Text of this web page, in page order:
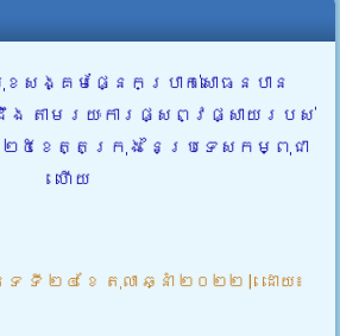
ង្គមផ្នែកប្រាក់សោធនបាន
តាមរយៈការផ្សព្វផ្សាយរបស់
៥ខេត្តក្រុង នៃប្រទេសកម្ពុជា
ហើយ
ទ ទី ២៤ ខែ តុលា ឆ្នាំ ២០២២ | ដោយ៖